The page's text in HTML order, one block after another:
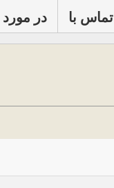
در مورد تماس با